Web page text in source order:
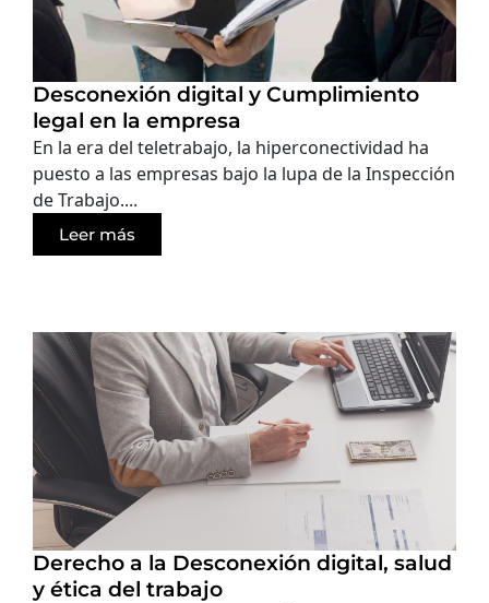
Desconexión digital y Cumplimiento
legal en la empresa
En la era del teletrabajo, la hiperconectividad ha
puesto a las empresas bajo la lupa de la Inspección
de Trabajo....
Leer más
Derecho a la Desconexión digital, salud
y ética del trabajo